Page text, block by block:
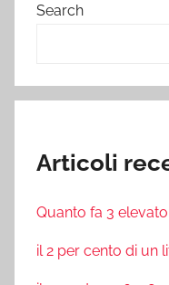
Search
Articoli
Quanto fa 3
il 2 per cento di un